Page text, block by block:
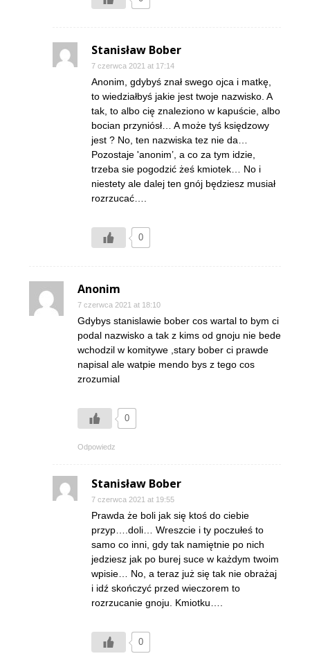
Stanisław Bober
7 czerwca 2021 at 17:14
Anonim, gdybyś znał swego ojca i matkę,
to wiedziałbyś jakie jest twoje nazwisko. A
tak, to albo cię znaleziono w kapuście, albo
bocian przyniósł… A może tyś księdzowy
jest ? No, ten nazwiska tez nie da…
Pozostaje 'anonim’, a co za tym idzie,
trzeba sie pogodzić żeś kmiotek… No i
niestety ale dalej ten gnój będziesz musiał
rozrzucać….
0
Anonim
7 czerwca 2021 at 18:10
Gdybys stanislawie bober cos wartal to bym ci
podal nazwisko a tak z kims od gnoju nie bede
wchodzil w komitywe ,stary bober ci prawde
napisal ale watpie mendo bys z tego cos
zrozumial
0
Odpowiedz
Stanisław Bober
7 czerwca 2021 at 19:55
Prawda że boli jak się ktoś do ciebie
przyp….doli… Wreszcie i ty poczułeś to
samo co inni, gdy tak namiętnie po nich
jedziesz jak po burej suce w każdym twoim
wpisie… No, a teraz już się tak nie obrażaj
i idź skończyć przed wieczorem to
rozrzucanie gnoju. Kmiotku….
0